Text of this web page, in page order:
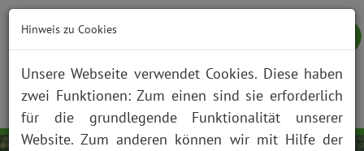
NOTFALL KONTAKT ANFAHRT JOBS SUCHE
Hinweis zu Cookies
Unsere Webseite verwendet Cookies. Diese haben
zwei Funktionen: Zum einen sind sie erforderlich
für die grundlegende Funktionalität unserer
Website. Zum anderen können wir mit Hilfe der